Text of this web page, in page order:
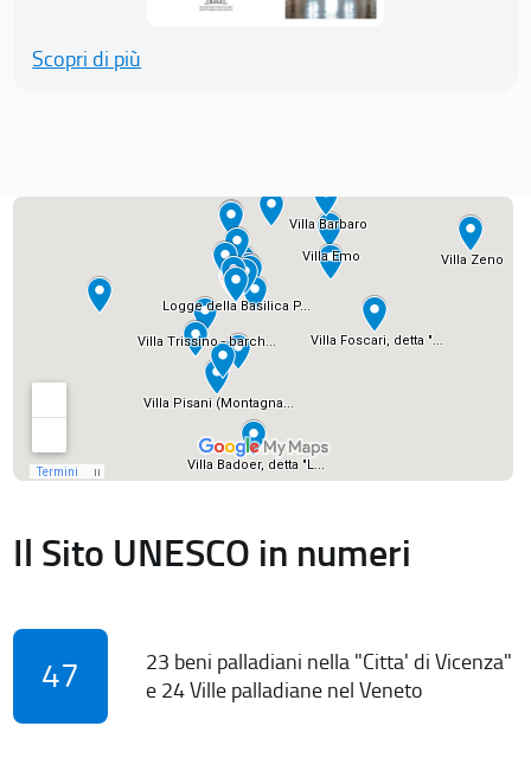
Scopri di più
Il Sito UNESCO in numeri
47
23 beni palladiani nella "Citta' di Vicenza"
e 24 Ville palladiane nel Veneto